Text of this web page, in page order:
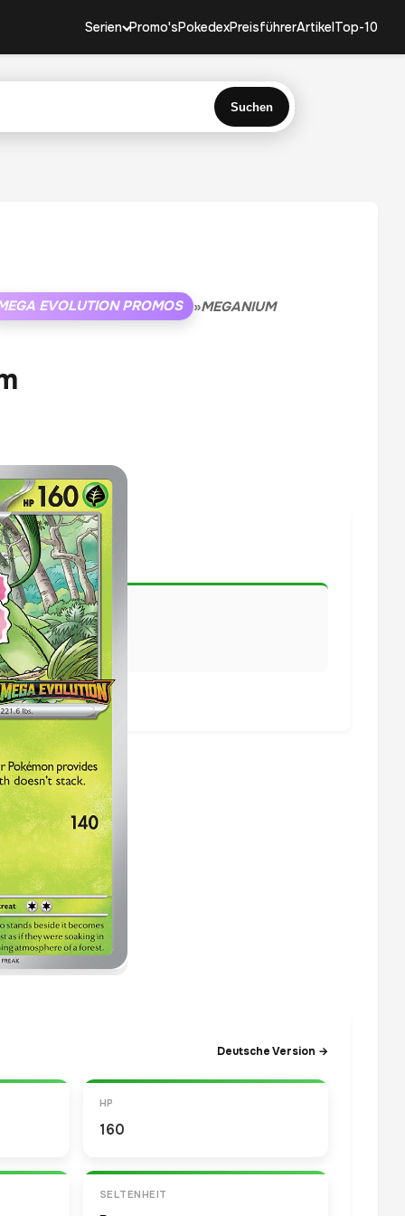
Serien Promo'sPokedexPreisführerArtikelTop-10
Suchen
EVOLUTION PROMOS »MEGANIUM
Deutsche Version →
HP
160
SELTENHEIT